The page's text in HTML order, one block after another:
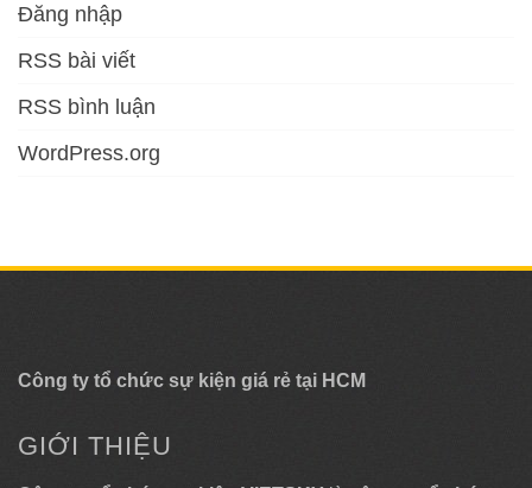
Đăng nhập
RSS bài viết
RSS bình luận
WordPress.org
Công ty tổ chức sự kiện giá rẻ tại HCM
GIỚI THIỆU